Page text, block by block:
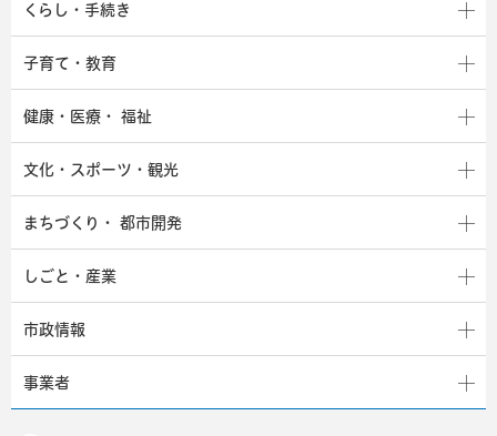
くらし・手続き
子育て・教育
健康・医療・ 福祉
文化・スポーツ・観光
まちづくり・ 都市開発
しごと・産業
市政情報
事業者